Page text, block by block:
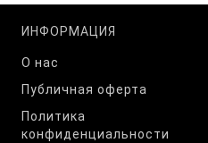
ИНФОРМАЦИЯ
О нас
Публичная оферта
Политика
конфиденциальности